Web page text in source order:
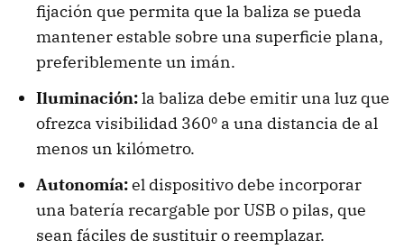
fijación que permita que la baliza se pueda
mantener estable sobre una superficie plana,
preferiblemente un imán.
Iluminación:la baliza debe emitir una luz que
ofrezca visibilidad 360º a una distancia de al
menos un kilómetro.
Autonomía:el dispositivo debe incorporar
una batería recargable por USB o pilas, que
sean fáciles de sustituir o reemplazar.